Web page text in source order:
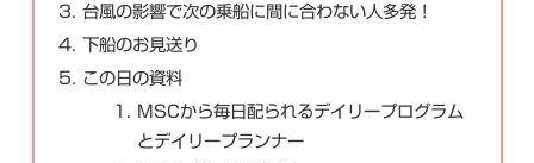
台風の影響で次の乗船に間に合わない人多発！
下船のお見送り
この日の資料
MSCから毎日配られるデイリープログラム
とデイリープランナー